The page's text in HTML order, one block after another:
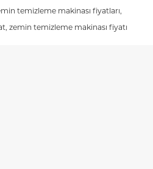
temizleme makinası fiyatları,
zemin temizleme makinası fiyatı